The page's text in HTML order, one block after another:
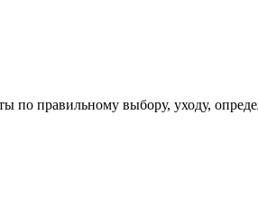
по правильному выбору, уходу,